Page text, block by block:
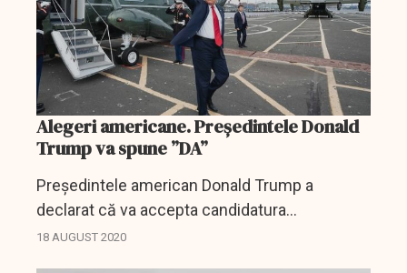
Alegeri americane. Președintele Donald
Trump va spune ”DA”
Preşedintele american Donald Trump a
declarat că va accepta candidatura
republicană pentru un al doilea mandat în
18 AUGUST 2020